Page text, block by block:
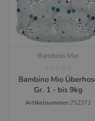
Bambino Mio
Bambino Mio
Gr. 1 - bis 9kg
Artikelnummer:752372